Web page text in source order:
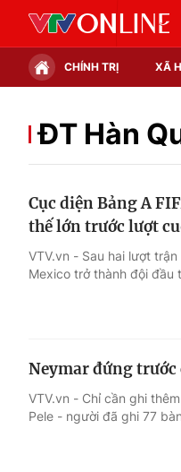
CHÍNH TRỊ XÃ
Chính trị
Tin tức
Thế giới đó đây
ĐT Hàn
Cục diện Bảng A
thế lớn trước lượt
VTV.vn - Sau hai lượt
Mexico trở thành đội đầu
Neymar đứng trước
VTV.vn - Chỉ cần ghi
Pele - người đã ghi 77